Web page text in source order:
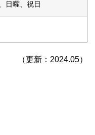
日曜、祝日
（更新：2024.05）